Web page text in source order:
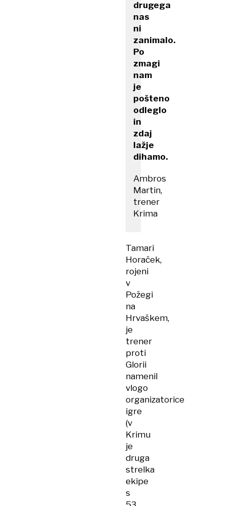
drugega
nas
ni
zanimalo.
Po
zmagi
nam
je
pošteno
odleglo
in
zdaj
lažje
dihamo.
Ambros
Martin,
trener
Krima
Tamari
Horaček,
rojeni
v
Požegi
na
Hrvaškem,
je
trener
proti
Glorii
namenil
vlogo
organizatorice
igre
(v
Krimu
je
druga
strelka
ekipe
s